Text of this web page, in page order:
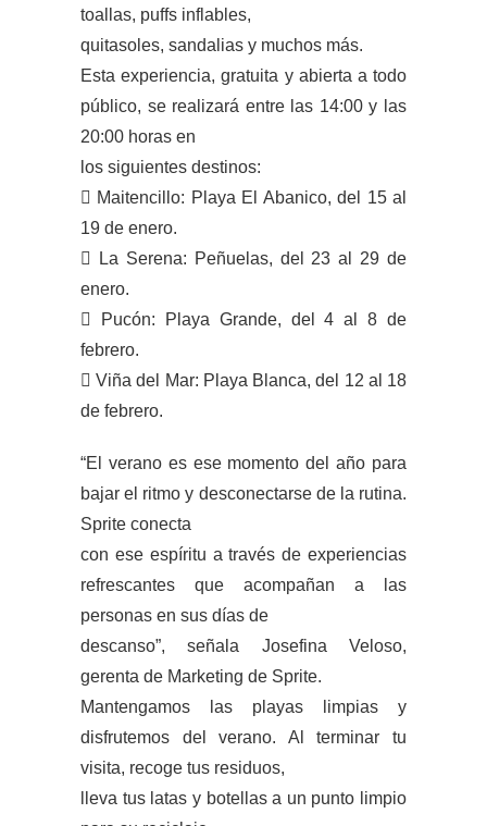
toallas, puffs inflables,
quitasoles, sandalias y muchos más.
Esta experiencia, gratuita y abierta a todo
público, se realizará entre las 14:00 y las
20:00 horas en
los siguientes destinos:
 Maitencillo: Playa El Abanico, del 15 al
19 de enero.
 La Serena: Peñuelas, del 23 al 29 de
enero.
 Pucón: Playa Grande, del 4 al 8 de
febrero.
 Viña del Mar: Playa Blanca, del 12 al 18
de febrero.
“El verano es ese momento del año para
bajar el ritmo y desconectarse de la rutina.
Sprite conecta
con ese espíritu a través de experiencias
refrescantes que acompañan a las
personas en sus días de
descanso”, señala Josefina Veloso,
gerenta de Marketing de Sprite.
Mantengamos las playas limpias y
disfrutemos del verano. Al terminar tu
visita, recoge tus residuos,
lleva tus latas y botellas a un punto limpio